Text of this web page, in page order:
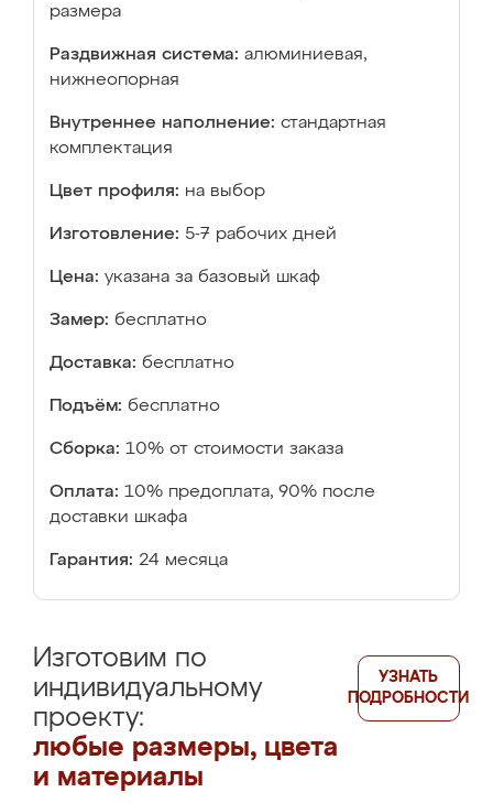
размера
Раздвижная система: алюминиевая,
нижнеопорная
Внутреннее наполнение: стандартная
комплектация
Цвет профиля: на выбор
Изготовление: 5-7 рабочих дней
Цена: указана за базовый шкаф
Замер: бесплатно
Доставка: бесплатно
Подъём: бесплатно
Сборка: 10% от стоимости заказа
Оплата: 10% предоплата, 90% после
доставки шкафа
Гарантия: 24 месяца
Изготовим по
индивидуальному
проекту:
любые размеры, цвета
и материалы
УЗНАТЬ
ПОДРОБНОСТИ